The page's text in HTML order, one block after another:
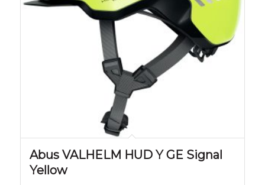
Abus VALHELM HUD Y GE Signal
Yellow